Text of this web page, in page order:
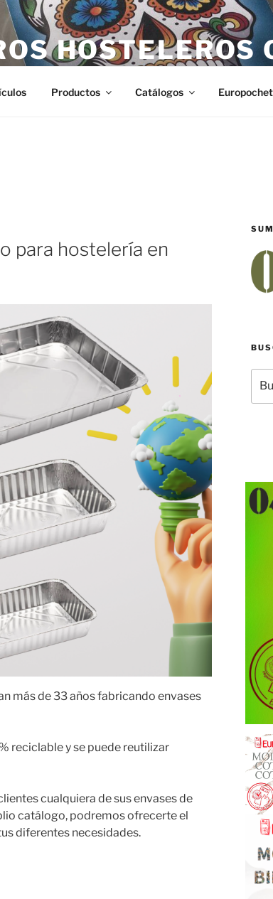
HOSTELEROS
Productos Catálogos
para hostelería en
más de 33 años fabricando envases
reciclable y se puede reutilizar
cualquiera de sus envases de
catálogo, podremos ofrecerte el
diferentes necesidades.
por: